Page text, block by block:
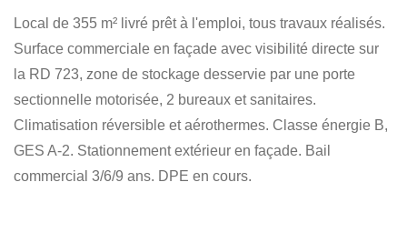
Local de 355 m² livré prêt à l'emploi, tous travaux réalisés.
Surface commerciale en façade avec visibilité directe sur
la RD 723, zone de stockage desservie par une porte
sectionnelle motorisée, 2 bureaux et sanitaires.
Climatisation réversible et aérothermes. Classe énergie B,
GES A-2. Stationnement extérieur en façade. Bail
commercial 3/6/9 ans. DPE en cours.